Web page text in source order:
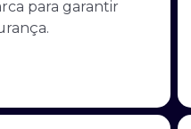
para garantir